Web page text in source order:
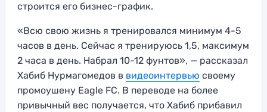
строится его бизнес-график.
«Всю свою жизнь я тренировался минимум 4-5
часов в день. Сейчас я тренируюсь 1,5, максимум
2 часа в день. Набрал 10-12 фунтов», — рассказал
Хабиб Нурмагомедов в видеоинтервью своему
промоушену Eagle FC. В переводе на более
привычный вес получается, что Хабиб прибавил